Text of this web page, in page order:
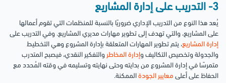
3- التدريب على إدارة المشاريع
يُعد هذا النوع من التدريب الإداري ضروريًا بالنسبة للمنظمات التي تقوم أعمالها
على المشاريع، والتي تهدف إلى تطوير مهارات مديري المشاريع. وفي التدريب على
إدارة المشاريع، يتم تطوير المهارات المتعلقة بإدارة المشروع وهي التخطيط
والجدولة وتخصيص التكاليف وإدارة المخاطر والتفكير النقدي، فيصبح المتدرب
متمرسًا في إدارة المشروع من بدايته وحتى نهايته وتسليمه في وقته المُحدد مع
الحفاظ على أعلى معايير الجودة الممكنة.